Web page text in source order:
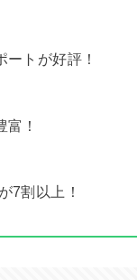
トが好評！
！
7割以上！